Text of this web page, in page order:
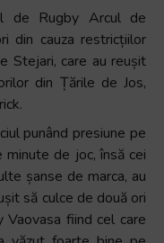
de Rugby Arcul de
din cauza restricțiilor
Stejari, care au reușit
din Țările de Jos,
punând presiune pe
minute de joc, însă cei
șanse de marca, au
să culce de două ori
fiind cel care